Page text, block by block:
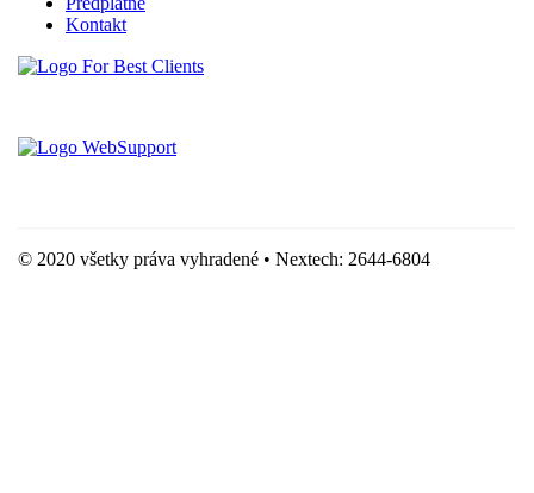
Kontakt
© 2020 všetky práva vyhradené • Nextech: 2644-6804